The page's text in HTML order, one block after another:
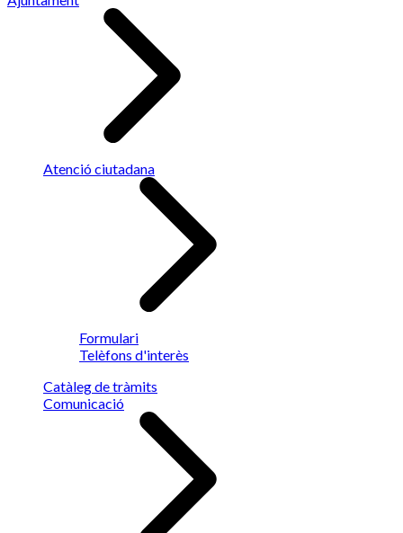
Atenció ciutadana
Formulari
Telèfons d'interès
Catàleg de tràmits
Comunicació